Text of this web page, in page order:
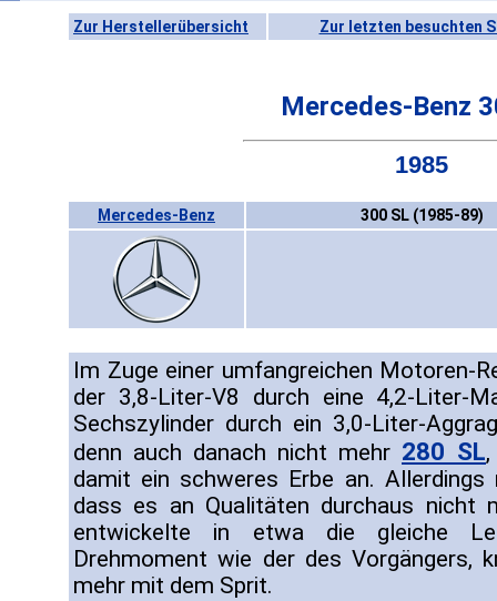
Zur Herstellerübersicht Zur letzten besuchten
Mercedes-Benz
1985
Mercedes-Benz 300 SL (1985-89)
Im Zuge einer umfangreichen Motoren-
der 3,8-Liter-V8 durch eine 4,2-Liter-
Sechszylinder durch ein 3,0-Liter-
denn auch danach nicht mehr 280 SL
damit ein schweres Erbe an.
dass es an Qualitäten durchaus nicht
entwickelte in etwa die gleiche
Drehmoment wie der des Vorgängers,
mehr mit dem Sprit.